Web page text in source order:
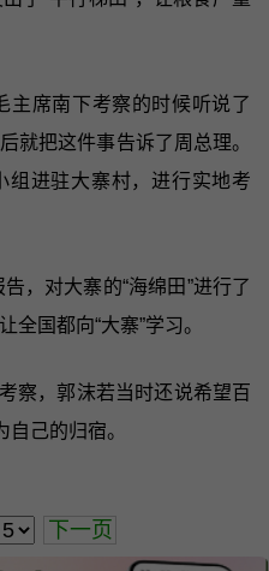
主席南下考察的时候听说了
就把这件事告诉了周总理。
组进驻大寨村，进行实地考
，对大寨的“海绵田”进行了
国都向“大寨”学习。
察，郭沫若当时还说希望百
自己的归宿。
下一页